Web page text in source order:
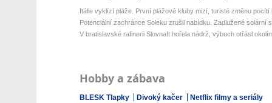
Itálie vyklízí pláže. První plážové kluby mizí, turisté změnu pocítí
Potenciální zachránce Soleku zrušil nabídku. Zadlužené solární
V bratislavské rafinerii Slovnaft hořela nádrž, výbuch otřásl
Hobby a zábava
BLESK Tlapky Divoký kačer Netflix filmy a seriály